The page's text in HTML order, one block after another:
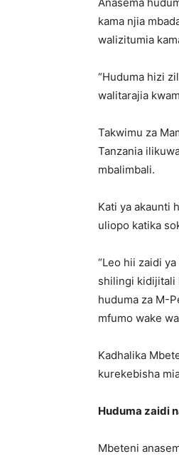
kama njia
walizitumia
“Huduma hizi
walitarajia
Takwimu za
Tanzania
mbalimbali.
Kati ya akaunti
uliopo katika
“Leo hii zaidi
shilingi kidijitali
huduma za M-
mfumo wake
Kadhalika
kurekebisha
Huduma zaidi
Mbeteni